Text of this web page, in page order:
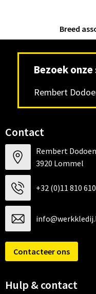
Breed
Bezoek
Rembert
Contact
Rembert
3920 Lommel
+32 (0)11 810 610
Contacteer ons
Hulp & contact